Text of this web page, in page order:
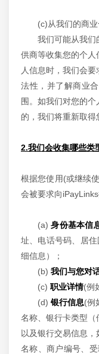
(c)从我们的商
我们可能从我们
供商等收集您的个
人信息时，我们会
法性，并了解商业
围。如我们对您的
的，我们将重新取得
2.我们会收集哪些类
根据您使用(或继续
会被要求向
(a)身份基本信
址、电话号码、居
细信息）；
(b) 我们与您对
(c) 职业详情(例
(d)银行信息(例
名称、银行卡类型（
以及银行交易信息
名称、商户编号、